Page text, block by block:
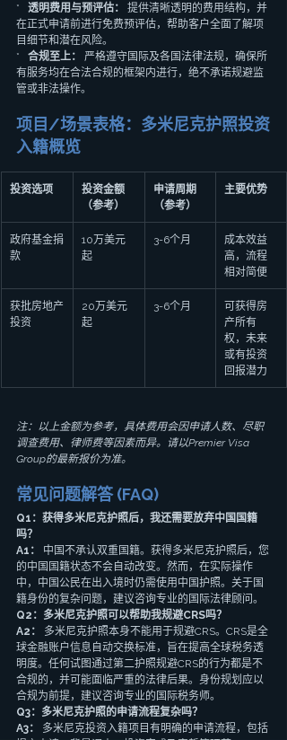
* 透明费用与预评估：
提供清晰透明的费用结构，并
在正式申请前进行免费预评估，帮助客户全面了解项
目细节和潜在风险。
* 合规至上：
严格遵守国际及各国法律法规，确保所
有服务均在合法合规的框架内进行，绝不承诺规避监
管或非法操作。
项目/场景表格：多米尼克护照投资
入籍概览
投资选项
投资金额
（参考）
申请周期
（参考）
主要优势
政府基金捐
款
10万美元
起
3-6个月
成本效益
高，流程
相对简便
获批房地产
投资
20万美元
起
3-6个月
可获得房
产所有
权，未来
或有投资
回报潜力
注：以上金额为参考，具体费用会因申请人数、尽职
调查费用、律师费等因素而异。请以Premier Visa
Group的最新报价为准。
常见问题解答 (FAQ)
Q1：获得多米尼克护照后，我还需要放弃中国国籍
吗？
A1：
中国不承认双重国籍。获得多米尼克护照后，您
的中国国籍状态不会自动改变。然而，在实际操作
中，中国公民在出入境时仍需使用中国护照。关于国
籍身份的复杂问题，建议咨询专业的国际法律顾问。
Q2：多米尼克护照可以帮助我规避CRS吗？
A2：
多米尼克护照本身不能用于规避CRS。CRS是全
球金融账户信息自动交换标准，旨在提高全球税务透
明度。任何试图通过第二护照规避CRS的行为都是不
合规的，并可能面临严重的法律后果。身份规划应以
合规为前提，建议咨询专业的国际税务师。
Q3：多米尼克护照的申请流程复杂吗？
A3：
多米尼克投资入籍项目有明确的申请流程，包括